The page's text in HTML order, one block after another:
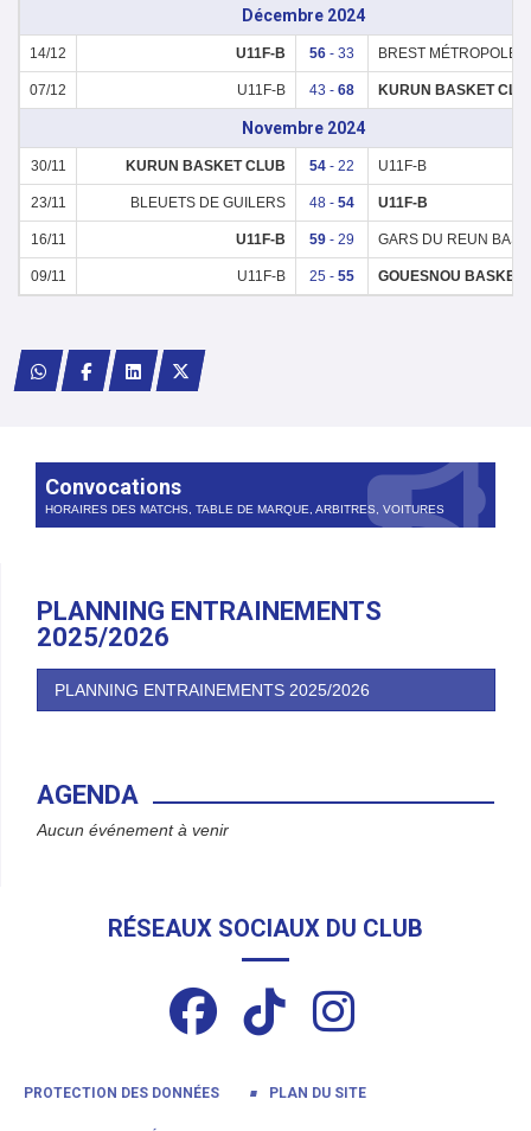
Décembre 2024
14/12 U11F-B 56 - 33 BREST MÉTROPOLE
07/12 U11F-B 43 - 68 KURUN BASKET
Novembre 2024
30/11 KURUN BASKET CLUB 54 - 22 U11F-B
23/11 BLEUETS DE GUILERS 48 - 54 U11F-B
16/11 U11F-B 59 - 29 GARS DU REUN
09/11 U11F-B 25 - 55 GOUESNOU BASKET
Convocations
HORAIRES DES MATCHS, TABLE DE MARQUE, ARBITRES, VOITURES
PLANNING ENTRAINEMENTS
2025/2026
PLANNING ENTRAINEMENTS 2025/2026
AGENDA
Aucun événement à venir
RÉSEAUX SOCIAUX DU CLUB
PROTECTION DES DONNÉES PLAN DU SITE